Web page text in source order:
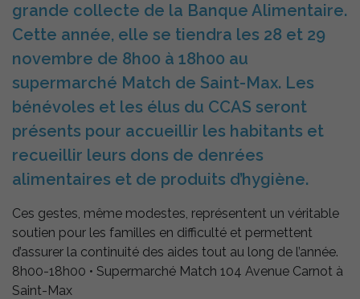
grande collecte de la Banque Alimentaire.
Cette année, elle se tiendra les 28 et 29
novembre de 8h00 à 18h00 au
supermarché Match de Saint-Max. Les
bénévoles et les élus du CCAS seront
présents pour accueillir les habitants et
recueillir leurs dons de denrées
alimentaires et de produits d’hygiène.
Ces gestes, même modestes, représentent un véritable
soutien pour les familles en difficulté et permettent
d’assurer la continuité des aides tout au long de l’année.
8h00-18h00 • Supermarché Match 104 Avenue Carnot à
Saint-Max